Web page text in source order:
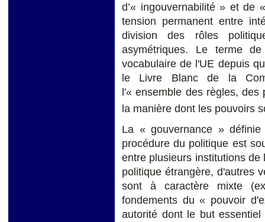
d’« ingouvernabilité » et de
tension permanent entre
division des rôles
asymétriques. Le terme
vocabulaire de l'UE depuis
le Livre Blanc de la
l'« ensemble des règles,
la manière dont les pouvoirs
La « gouvernance »
procédure du politique est
entre plusieurs institutions
politique étrangère, d'autres
sont à caractère mixte
fondements du « pouvoir
autorité dont le but